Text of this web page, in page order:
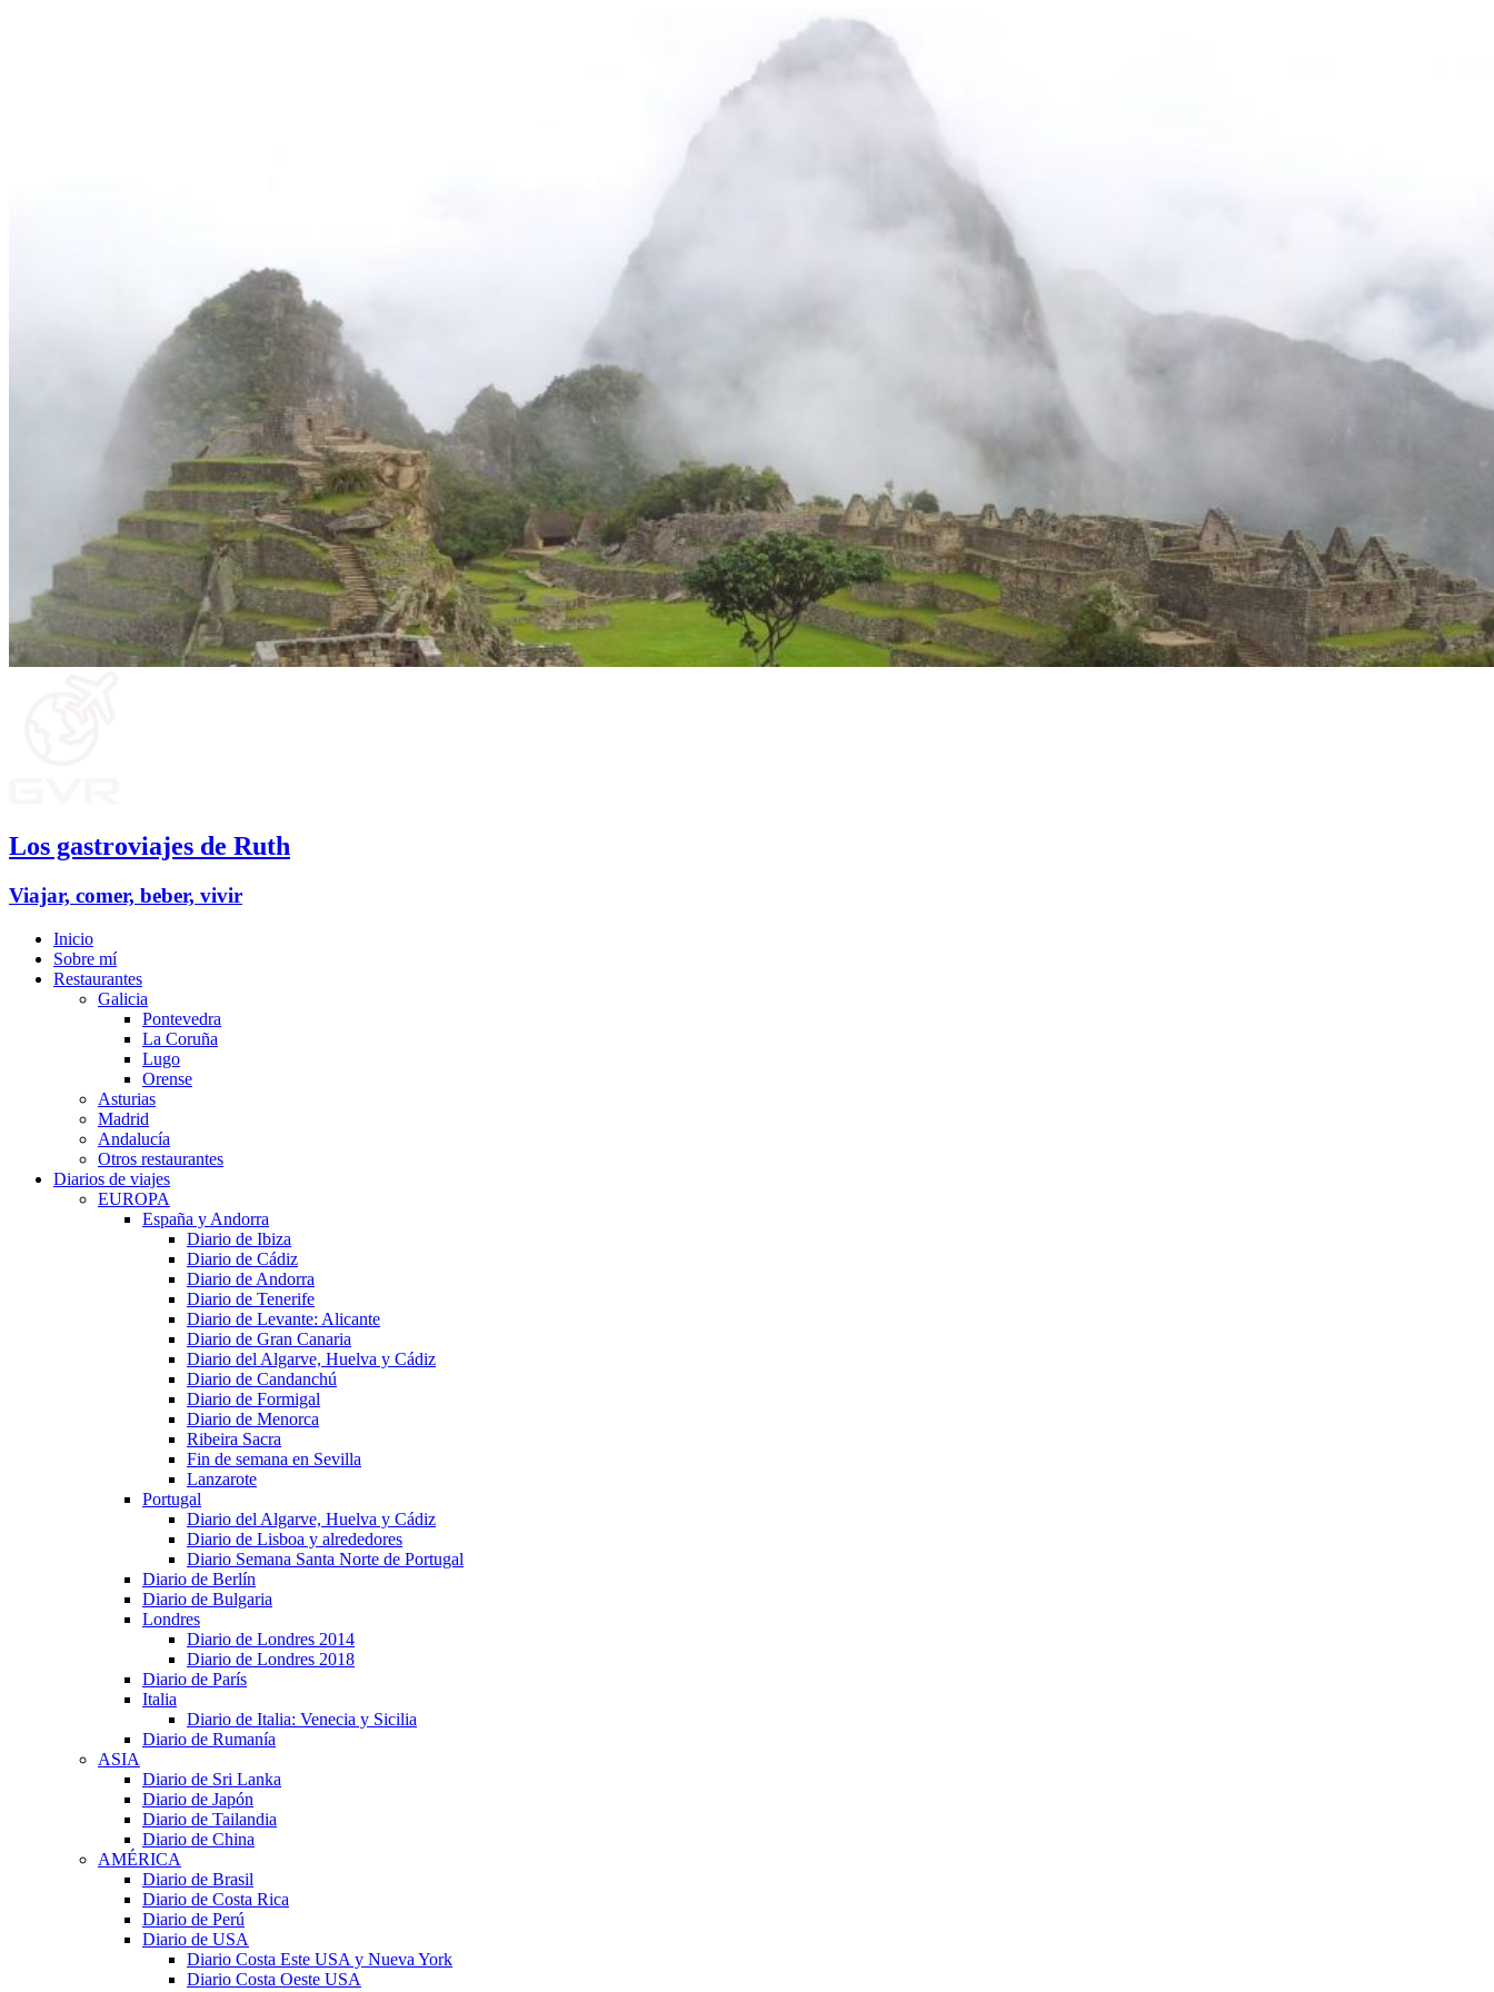
Los gastroviajes de Ruth
Viajar, comer, beber, vivir
Inicio
Sobre mí
Restaurantes
Galicia
Pontevedra
La Coruña
Lugo
Orense
Asturias
Madrid
Andalucía
Otros restaurantes
Diarios de viajes
EUROPA
España y Andorra
Diario de Ibiza
Diario de Cádiz
Diario de Andorra
Diario de Tenerife
Diario de Levante: Alicante
Diario de Gran Canaria
Diario del Algarve, Huelva y Cádiz
Diario de Candanchú
Diario de Formigal
Diario de Menorca
Ribeira Sacra
Fin de semana en Sevilla
Lanzarote
Portugal
Diario del Algarve, Huelva y Cádiz
Diario de Lisboa y alrededores
Diario Semana Santa Norte de Portugal
Diario de Berlín
Diario de Bulgaria
Londres
Diario de Londres 2014
Diario de Londres 2018
Diario de París
Italia
Diario de Italia: Venecia y Sicilia
Diario de Rumanía
ASIA
Diario de Sri Lanka
Diario de Japón
Diario de Tailandia
Diario de China
AMÉRICA
Diario de Brasil
Diario de Costa Rica
Diario de Perú
Diario de USA
Diario Costa Este USA y Nueva York
Diario Costa Oeste USA